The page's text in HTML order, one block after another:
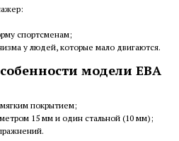
спортсменам;
у людей, которые мало двигаются.
модели ЕВА
покрытием;
15 мм и один стальной (10 мм);